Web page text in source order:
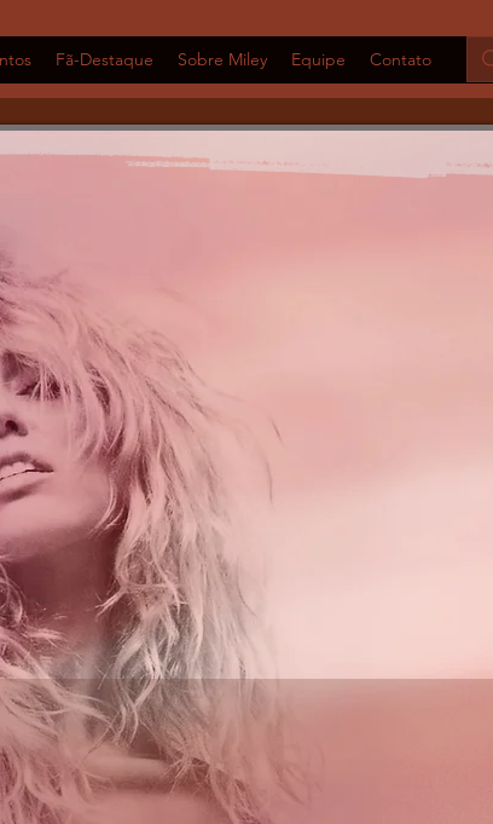
Fã-Destaque Sobre Miley Equipe Contato